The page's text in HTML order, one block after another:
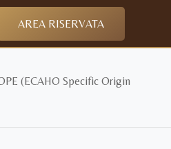
AREA RISERVATA
(ECAHO Specific Origin